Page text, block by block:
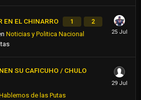
EN EL CHINARRO 1 2
Noticias y Politica Nacional
SU CAFICUHO / CHULO
de las Putas